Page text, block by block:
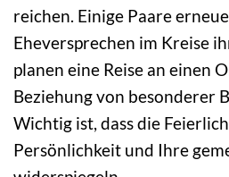
reichen. Einige Paare
Eheversprechen im Kreise
planen eine Reise an einen
Beziehung von besonderer
Wichtig ist, dass die
Persönlichkeit und Ihre